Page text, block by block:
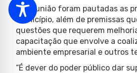
Na reunião foram pautadas as
município, além de premissas
questões que requerem
capacitação que envolve a
ambiente empresarial e outros
“É dever do poder público dar